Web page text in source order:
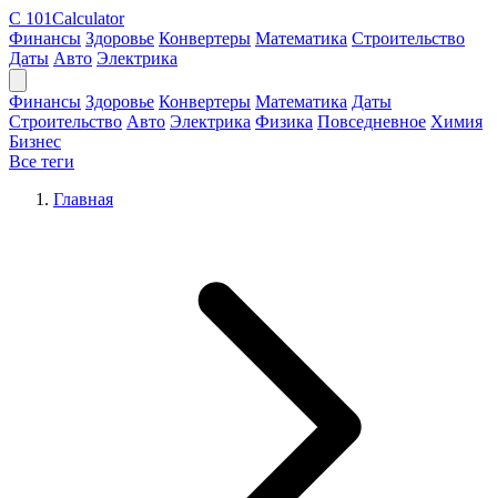
C 101Calculator
Финансы Здоровье Конвертеры Математика Строительство
Даты Авто Электрика
Финансы Здоровье Конвертеры Математика Даты
Строительство Авто Электрика Физика Повседневное Химия
Бизнес
Все теги
Главная